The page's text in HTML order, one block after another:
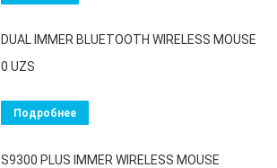
DUAL IMMER BLUETOOTH WIRELESS MOUSE
0 UZS
Подробнее
S9300 PLUS IMMER WIRELESS MOUSE